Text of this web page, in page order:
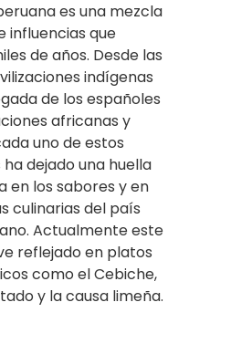
es una mezcla
influencias que
de años. Desde las
indígenas
de los españoles
africanas y
uno de estos
dejado una huella
en los sabores y en
culinarias del país
Actualmente este
reflejado en platos
como el Cebiche,
y la causa limeña.